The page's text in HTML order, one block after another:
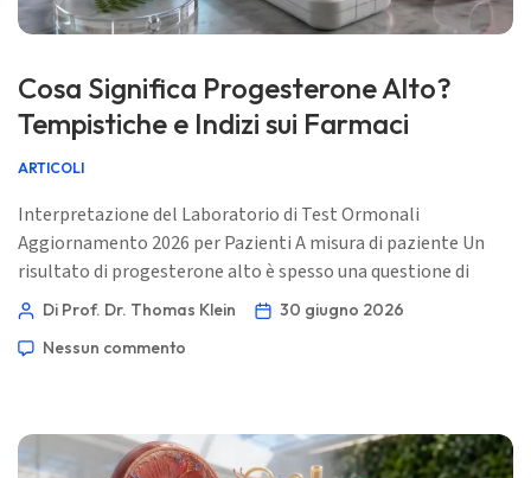
Cosa Significa Progesterone Alto?
Tempistiche e Indizi sui Farmaci
ARTICOLI
Interpretazione del Laboratorio di Test Ormonali
Aggiornamento 2026 per Pazienti A misura di paziente Un
risultato di progesterone alto è spesso una questione di
tempistica, non una diagnosi. Lo stesso valore può essere
seconda del giorno del ciclo, dello stato di gravidanza, dei
Medica: 30 giugno […]
Di Prof. Dr. Thomas Klein
30 giugno 2026
Nessun commento